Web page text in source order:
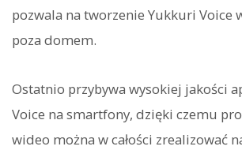
pozwala na tworzenie Yukkuri Voice
poza domem.
Ostatnio przybywa wysokiej jakości
Voice na smartfony, dzięki czemu
wideo można w całości zrealizować